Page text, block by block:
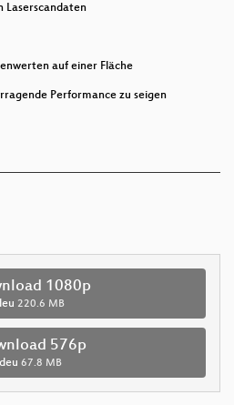
Laserscandaten
auf einer Fläche
Performance zu seigen
1080p
220.6 MB
576p
deu 67.8 MB